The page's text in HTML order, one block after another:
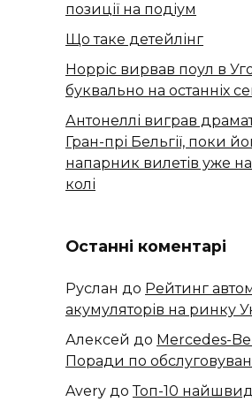
позиції на подіум
Що таке детейлінг
Норріс вирвав поул в
буквально на останніх
Антонеллі виграв
Гран-прі Бельгії, поки
напарник вилетів уже
колі
Останні коментарі
Руслан до Рейтинг
акумуляторів на ринку
Алексей до ​​Mercedes-
Поради по
Avery доТоп-10